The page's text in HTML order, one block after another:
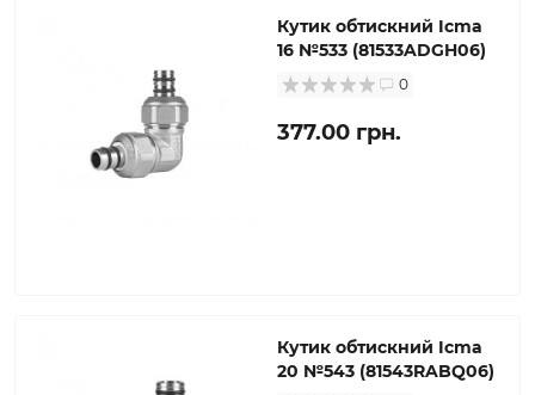
Кутик обтискний Icma
16 №533 (81533ADGH06)
0
377.00 грн.
Кутик обтискний Icma
20 №543 (81543RABQ06)